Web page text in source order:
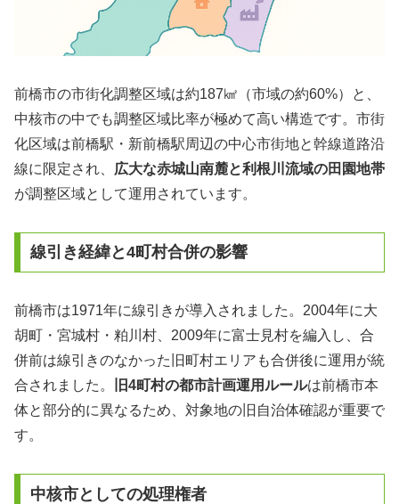
前橋市の市街化調整区域は約187㎢（市域の約60%）と、
中核市の中でも調整区域比率が極めて高い構造です。市街
化区域は前橋駅・新前橋駅周辺の中心市街地と幹線道路沿
線に限定され、 広大な赤城山南麓と利根川流域の田園地帯
が調整区域として運用されています。
線引き経緯と4町村合併の影響
前橋市は1971年に線引きが導入されました。2004年に大
胡町・宮城村・粕川村、2009年に富士見村を編入し、合
併前は線引きのなかった旧町村エリアも合併後に運用が統
合されました。
旧4町村の都市計画運用ルールは前橋市本
体と部分的に異なるため、対象地の旧自治体確認が重要で
す。
中核市としての処理権者